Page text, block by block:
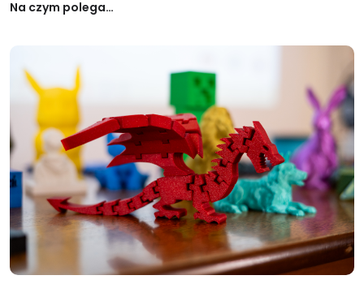
Na czym polega…